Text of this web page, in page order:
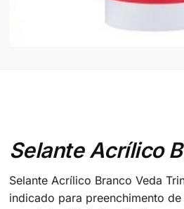
Selante Acrílico
Selante Acrílico Branco Veda
indicado para preenchimento